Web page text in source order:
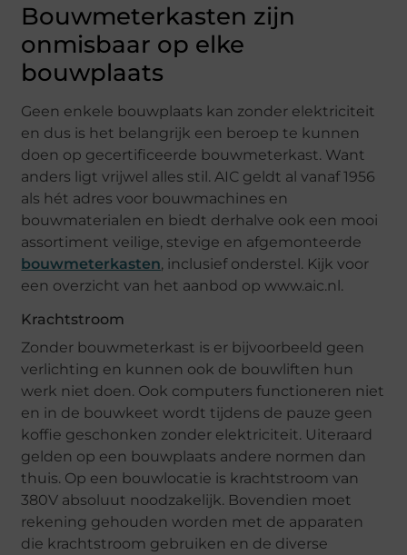
Bouwmeterkasten zijn
onmisbaar op elke
bouwplaats
Geen enkele bouwplaats kan zonder elektriciteit
en dus is het belangrijk een beroep te kunnen
doen op gecertificeerde bouwmeterkast. Want
anders ligt vrijwel alles stil. AIC geldt al vanaf 1956
als hét adres voor bouwmachines en
bouwmaterialen en biedt derhalve ook een mooi
assortiment veilige, stevige en afgemonteerde
bouwmeterkasten, inclusief onderstel. Kijk voor
een overzicht van het aanbod op www.aic.nl.
Krachtstroom
Zonder bouwmeterkast is er bijvoorbeeld geen
verlichting en kunnen ook de bouwliften hun
werk niet doen. Ook computers functioneren niet
en in de bouwkeet wordt tijdens de pauze geen
koffie geschonken zonder elektriciteit. Uiteraard
gelden op een bouwplaats andere normen dan
thuis. Op een bouwlocatie is krachtstroom van
380V absoluut noodzakelijk. Bovendien moet
rekening gehouden worden met de apparaten
die krachtstroom gebruiken en de diverse